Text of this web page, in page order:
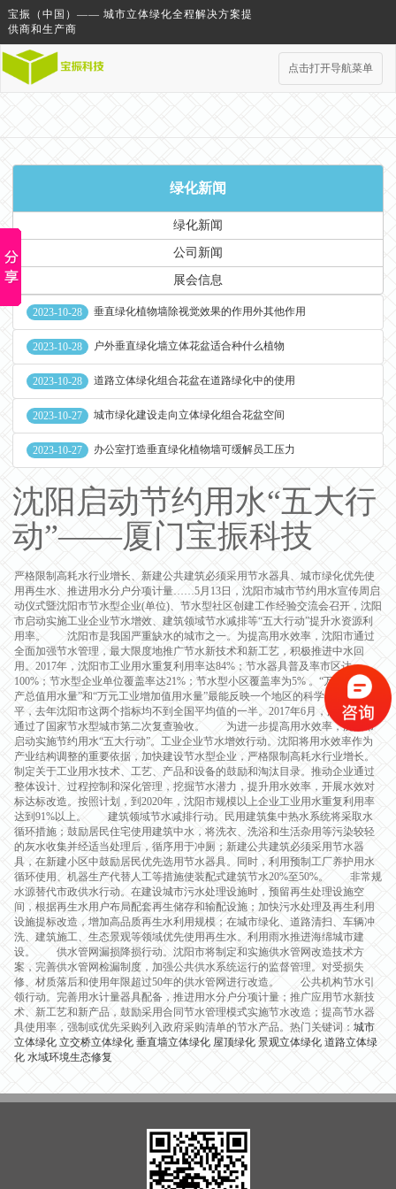
宝振（中国）—— 城市立体绿化全程解决方案提
供商和生产商
点击打开导航菜单
绿化新闻
绿化新闻
公司新闻
展会信息
2023-10-28 垂直绿化植物墙除视觉效果的作用外其他作用
2023-10-28 户外垂直绿化墙立体花盆适合种什么植物
2023-10-28 道路立体绿化组合花盆在道路绿化中的使用
2023-10-27 城市绿化建设走向立体绿化组合花盆空间
2023-10-27 办公室打造垂直绿化植物墙可缓解员工压力
沈阳启动节约用水“五大行
动”——厦门宝振科技
严格限制高耗水行业增长、新建公共建筑必须采用节水器具、城市绿化优先使
用再生水、推进用水分户分项计量……5月13日，沈阳市城市节约用水宣传周启
动仪式暨沈阳市节水型企业(单位)、节水型社区创建工作经验交流会召开，沈阳
市启动实施工业企业节水增效、建筑领域节水减排等“五大行动”提升水资源利
用率。 沈阳市是我国严重缺水的城市之一。为提高用水效率，沈阳市通过
全面加强节水管理，最大限度地推广节水新技术和新工艺，积极推进中水回
用。2017年，沈阳市工业用水重复利用率达84%；节水器具普及率市区达
100%；节水型企业单位覆盖率达21%；节水型小区覆盖率为5% 。“万元地区生
产总值用水量”和“万元工业增加值用水量”最能反映一个地区的科学合理用水水
平，去年沈阳市这两个指标均不到全国平均值的一半。2017年6月，沈阳市顺利
通过了国家节水型城市第二次复查验收。 为进一步提高用水效率，沈阳市
启动实施节约用水“五大行动”。工业企业节水增效行动。沈阳将用水效率作为
产业结构调整的重要依据，加快建设节水型企业，严格限制高耗水行业增长。
制定关于工业用水技术、工艺、产品和设备的鼓励和淘汰目录。推动企业通过
整体设计、过程控制和深化管理，挖掘节水潜力，提升用水效率，开展水效对
标达标改造。按照计划，到2020年，沈阳市规模以上企业工业用水重复利用率
达到91%以上。 建筑领域节水减排行动。民用建筑集中热水系统将采取水
循环措施；鼓励居民住宅使用建筑中水，将洗衣、洗浴和生活杂用等污染较轻
的灰水收集并经适当处理后，循序用于冲厕；新建公共建筑必须采用节水器
具，在新建小区中鼓励居民优先选用节水器具。同时，利用预制工厂养护用水
循环使用、机器生产代替人工等措施使装配式建筑节水20%至50%。 非常规
水源替代市政供水行动。在建设城市污水处理设施时，预留再生处理设施空
间，根据再生水用户布局配套再生储存和输配设施；加快污水处理及再生利用
设施提标改造，增加高品质再生水利用规模；在城市绿化、道路清扫、车辆冲
洗、建筑施工、生态景观等领域优先使用再生水。利用雨水推进海绵城市建
设。 供水管网漏损降损行动。沈阳市将制定和实施供水管网改造技术方
案，完善供水管网检漏制度，加强公共供水系统运行的监督管理。对受损失
修、材质落后和使用年限超过50年的供水管网进行改造。 公共机构节水引
领行动。完善用水计量器具配备，推进用水分户分项计量；推广应用节水新技
术、新工艺和新产品，鼓励采用合同节水管理模式实施节水改造；提高节水器
具使用率，强制或优先采购列入政府采购清单的节水产品。热门关键词： 城市
立体绿化 立交桥立体绿化 垂直墙立体绿化 屋顶绿化 景观立体绿化 道路立体绿
化 水域环境生态修复